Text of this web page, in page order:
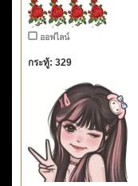
ออฟไลน์
กระทู้: 329